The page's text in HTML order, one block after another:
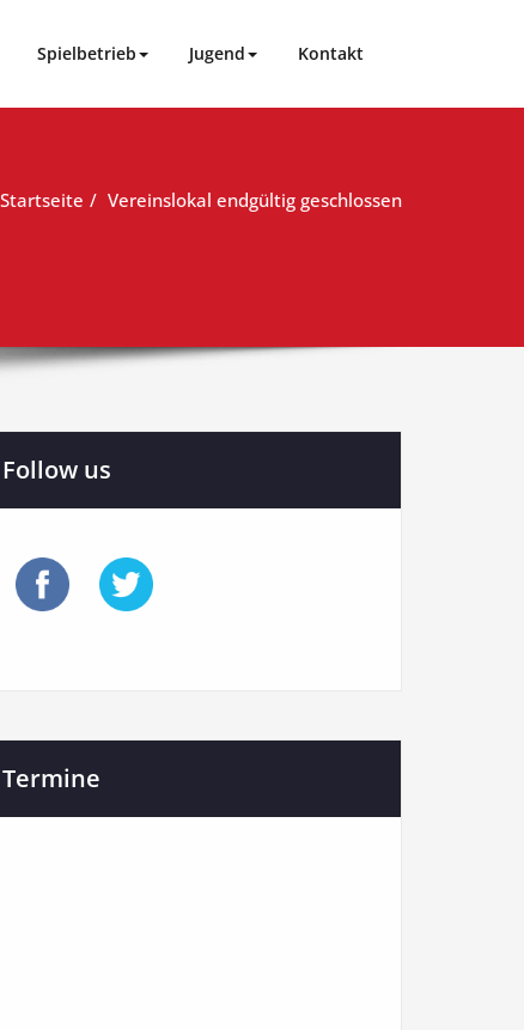
Spielbetrieb Jugend Kontakt
Startseite Vereinslokal endgültig geschlossen
Follow us
Termine